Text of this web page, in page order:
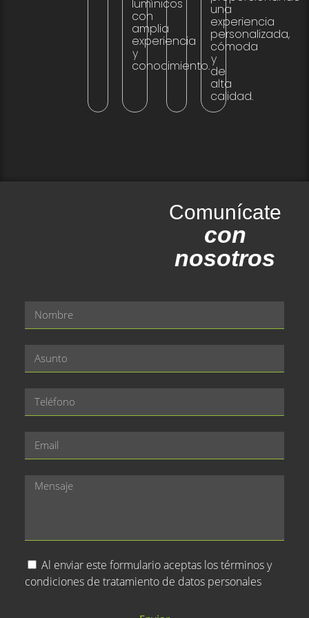
lumínicos
con
amplia
experiencia
y
conocimiento.
una
experiencia
personalizada,
cómoda
y
de
alta
calidad.
Comunícate
con
nosotros
Al enviar este formulario aceptas los términos y
condiciones de tratamiento de datos personales